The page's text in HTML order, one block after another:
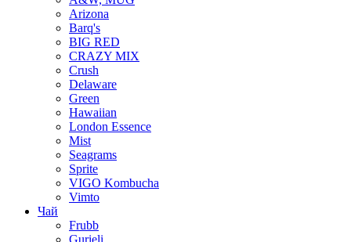
Arizona
Barq's
BIG RED
CRAZY MIX
Crush
Delaware
Green
Hawaiian
London Essence
Mist
Seagrams
Sprite
VIGO Kombucha
Vimto
Чай
Frubb
Gurieli